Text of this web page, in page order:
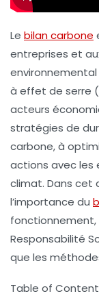
Le bilan carbone
entreprises et
à effet de serre
acteurs
stratégies de
carbone, à
actions avec les
climat. Dans cet
l’importance du
fonctionnement,
Responsabilité
que les
Table of